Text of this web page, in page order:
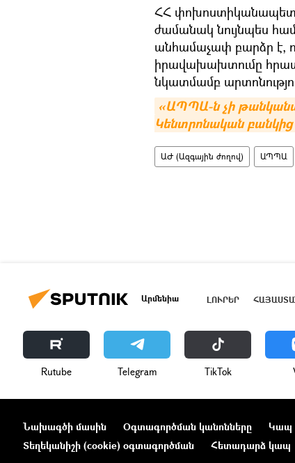
ՀՀ
ժամանակ նույնպես
անհամաչափ բարձր է,
իրավախախտումը
նկատմամբ
«ԱՊՊԱ-ն չի
Կենտրոնական բանկից
ԱԺ (Ազգային ժողով) ԱՊՊԱ
Արմենիա ԼՈՒՐԵՐ
Rutube Telegram ТikТоk
Նախագծի մասին Օգտագործման կանոնները Կապ
Տեղեկանիշի (cookie) օգտագործման
Հետադարձ կապ